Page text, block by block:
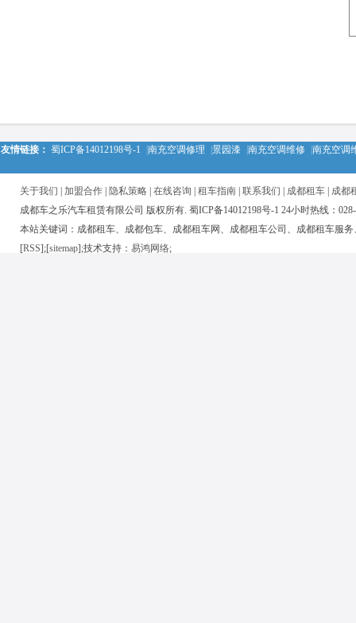
友情链接： 蜀ICP备14012198号-1 南充空调修理 景园漆 南充空调维修 南充空调
关于我们 加盟合作 隐私策略 在线咨询 租车指南 联系我们 成都租车
成都
成都车之乐汽车租赁有限公司 版权所有. 蜀ICP备14012198号-1 24小时热线：
本站关键词：成都租车、成都包车、成都租车网、成都租车公司、成都租车服
[RSS];[sitemap];技术支持： 易鸿网络;